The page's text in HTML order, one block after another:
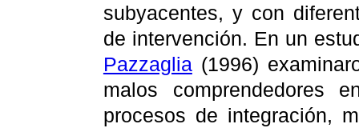
subyacentes, y con
de intervención. En un
Pazzaglia(1996)
malos comprendedores
procesos de integración,